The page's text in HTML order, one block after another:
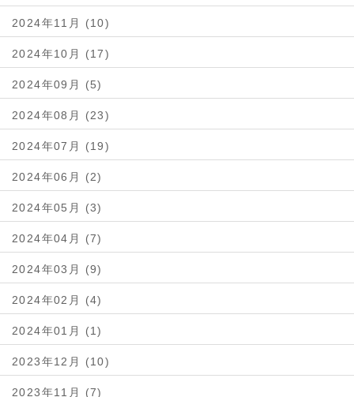
2024年11月 (10)
2024年10月 (17)
2024年09月 (5)
2024年08月 (23)
2024年07月 (19)
2024年06月 (2)
2024年05月 (3)
2024年04月 (7)
2024年03月 (9)
2024年02月 (4)
2024年01月 (1)
2023年12月 (10)
2023年11月 (7)